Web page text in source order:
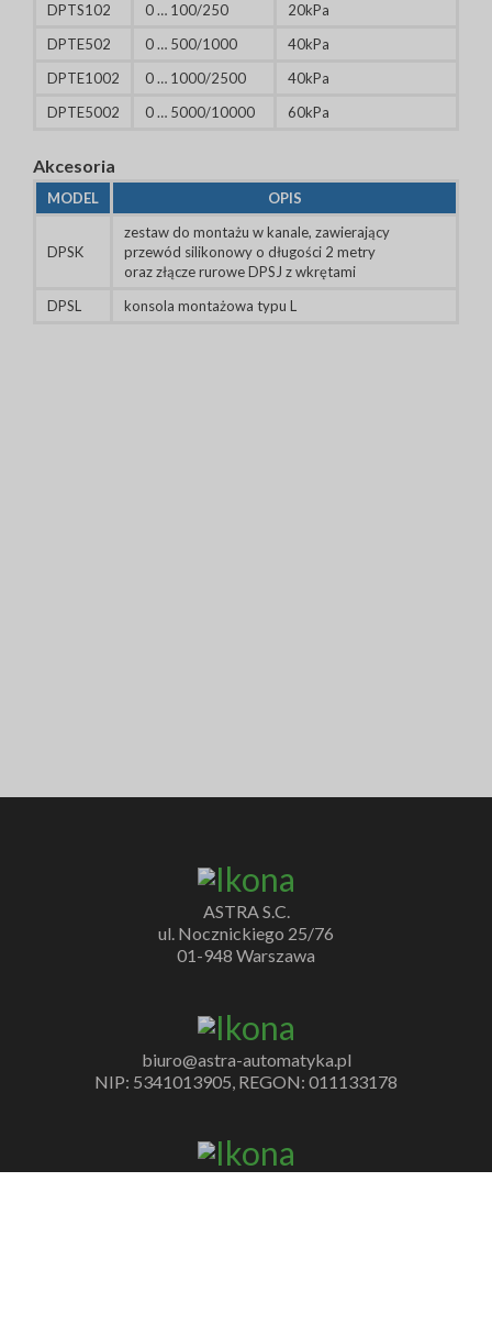
DPTS102
0 … 100/250
20kPa
DPTE502
0 … 500/1000
40kPa
DPTE1002
0 … 1000/2500
40kPa
DPTE5002
0 … 5000/10000 60kPa
Akcesoria
MODEL OPIS
DPSK
zestaw do montażu w kanale, zawierający
przewód silikonowy o długości 2 metry
oraz złącze rurowe DPSJ z wkrętami
DPSL
konsola montażowa typu L
ASTRA S.C.
ul. Nocznickiego 25/76
01-948 Warszawa
biuro@astra-automatyka.pl
NIP: 5341013905, REGON: 011133178